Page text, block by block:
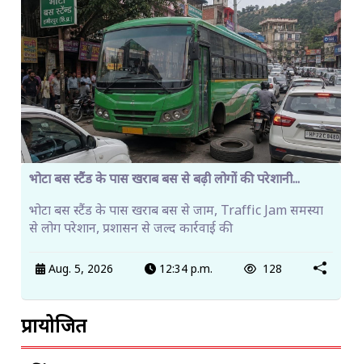
भोटा बस स्टैंड के पास खराब बस से बढ़ी लोगों की परेशानी...
भोटा बस स्टैंड के पास खराब बस से जाम, Traffic Jam समस्या
से लोग परेशान, प्रशासन से जल्द कार्रवाई की
Aug. 5, 2026 12:34 p.m. 128
प्रायोजित